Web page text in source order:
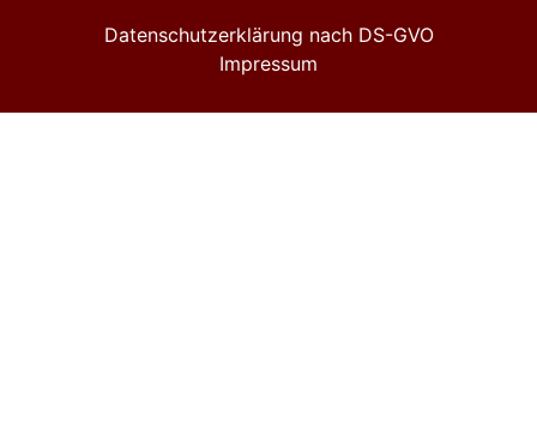
Datenschutzerklärung nach DS-GVO
Impressum